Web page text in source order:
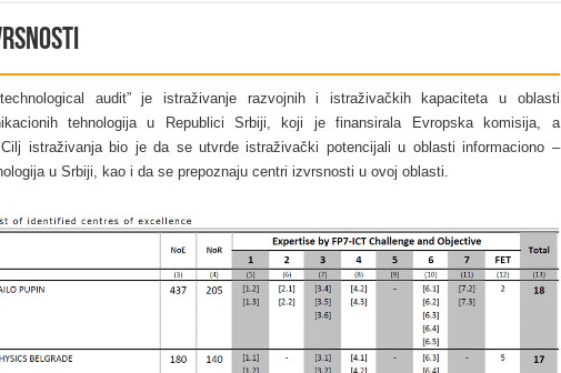
audit” je istraživanje razvojnih i istraživačkih kapaciteta u oblasti
tehnologija u Republici Srbiji, koji je finansirala Evropska komisija, a
istraživanja bio je da se utvrde istraživački potencijali u oblasti informaciono –
u Srbiji, kao i da se prepoznaju centri izvrsnosti u ovoj oblasti.